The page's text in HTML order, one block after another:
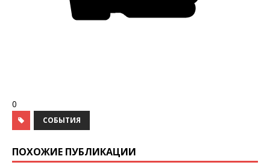
0
СОБЫТИЯ
ПОХОЖИЕ ПУБЛИКАЦИИ